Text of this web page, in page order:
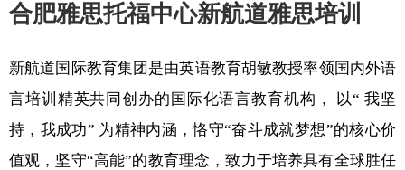
合肥雅思托福中心新航道雅思培训
新航道国际教育集团是由英语教育胡敏教授率领国内外语
言培训精英共同创办的国际化语言教育机构， 以“ 我坚
持，我成功” 为精神内涵，恪守“奋斗成就梦想”的核心价
值观，坚守“高能”的教育理念，致力于培养具有全球胜任